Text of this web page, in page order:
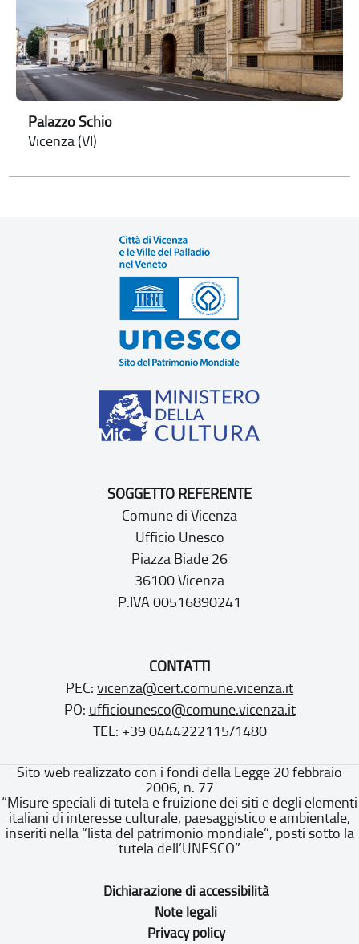
Palazzo Schio
Vicenza (VI)
SOGGETTO REFERENTE
Comune di Vicenza
Ufficio Unesco
Piazza Biade 26
36100 Vicenza
P.IVA 00516890241
CONTATTI
PEC: vicenza@cert.comune.vicenza.it
PO: ufficiounesco@comune.vicenza.it
TEL: +39 0444222115/1480
Sito web realizzato con i fondi della Legge 20 febbraio
2006, n. 77
“Misure speciali di tutela e fruizione dei siti e degli elementi
italiani di interesse culturale, paesaggistico e ambientale,
inseriti nella “lista del patrimonio mondiale”, posti sotto la
tutela dell’UNESCO”
Dichiarazione di accessibilità
Note legali
Privacy policy